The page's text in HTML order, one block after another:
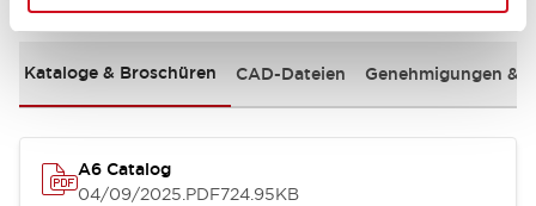
Kataloge & Broschüren CAD-Dateien Genehmigungen &
A6 Catalog
04/09/2025.PDF724.95KB